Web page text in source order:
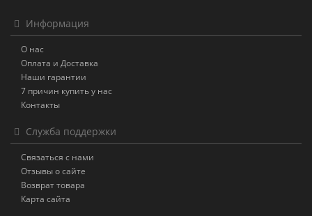
Информация
О нас
Оплата и Доставка
Наши гарантии
7 причин купить у нас
Контакты
Служба поддержки
Связаться с нами
Отзывы о сайте
Возврат товара
Карта сайта